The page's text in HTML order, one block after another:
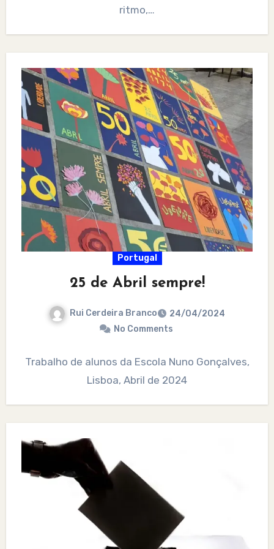
ritmo,…
Portugal
25 de Abril sempre!
Rui Cerdeira Branco
24/04/2024
No Comments
Trabalho de alunos da Escola Nuno Gonçalves,
Lisboa, Abril de 2024